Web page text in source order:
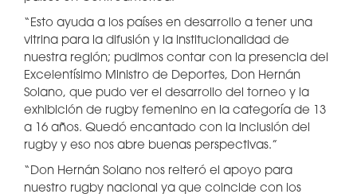
“Esto ayuda a los países en desarrollo a tener una
vitrina para la difusión y la institucionalidad de
nuestra región; pudimos contar con la presencia del
Excelentísimo Ministro de Deportes, Don Hernán
Solano, que pudo ver el desarrollo del torneo y la
exhibición de rugby femenino en la categoría de 13
a 16 años. Quedó encantado con la inclusión del
rugby y eso nos abre buenas perspectivas.”
“Don Hernán Solano nos reiteró el apoyo para
nuestro rugby nacional ya que coincide con los